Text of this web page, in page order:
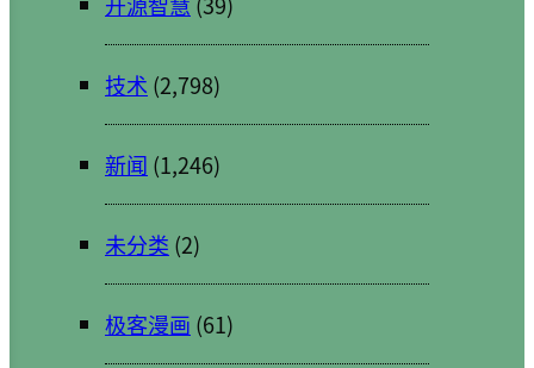
技术 (2,798)
新闻 (1,246)
未分类 (2)
极客漫画 (61)